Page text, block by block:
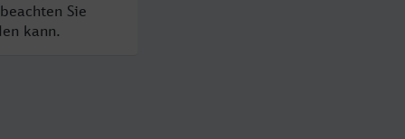
Sie
kann.